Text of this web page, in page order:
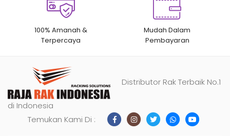
100% Amanah &
Terpercaya
Mudah Dalam
Pembayaran
Distributor Rak Terbaik No.1
di Indonesia
Temukan Kami Di :